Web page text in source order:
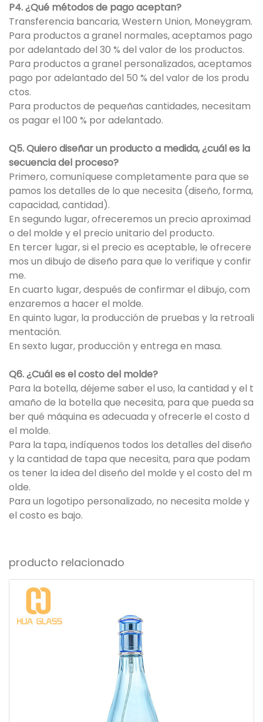
P4. ¿Qué métodos de pago aceptan?
Transferencia bancaria, Western Union, Moneygram.
Para productos a granel normales, aceptamos pago
por adelantado del 30 % del valor de los productos.
Para productos a granel personalizados, aceptamos
pago por adelantado del 50 % del valor de los produ
ctos.
Para productos de pequeñas cantidades, necesitam
os pagar el 100 % por adelantado.
Q5. Quiero diseñar un producto a medida, ¿cuál es la
secuencia del proceso?
Primero, comuníquese completamente para que se
pamos los detalles de lo que necesita (diseño, forma,
capacidad, cantidad).
En segundo lugar, ofreceremos un precio aproximad
o del molde y el precio unitario del producto.
En tercer lugar, si el precio es aceptable, le ofrecere
mos un dibujo de diseño para que lo verifique y confir
me.
En cuarto lugar, después de confirmar el dibujo, com
enzaremos a hacer el molde.
En quinto lugar, la producción de pruebas y la retroali
mentación.
En sexto lugar, producción y entrega en masa.
Q6. ¿Cuál es el costo del molde?
Para la botella, déjeme saber el uso, la cantidad y el t
amaño de la botella que necesita, para que pueda sa
ber qué máquina es adecuada y ofrecerle el costo d
el molde.
Para la tapa, indíquenos todos los detalles del diseño
y la cantidad de tapa que necesita, para que podam
os tener la idea del diseño del molde y el costo del m
olde.
Para un logotipo personalizado, no necesita molde y
el costo es bajo.
producto relacionado